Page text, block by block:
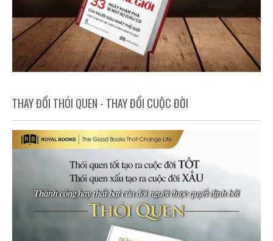
THAY ĐỔI THÓI QUEN - THAY ĐỔI CUỘC ĐỜI